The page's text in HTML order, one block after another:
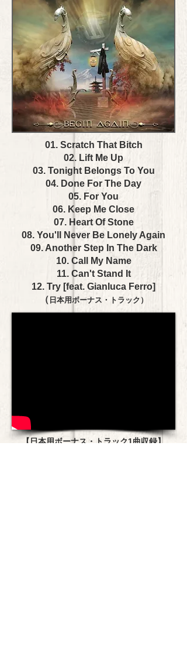
01. Scratch That Bitch
02. Lift Me Up
03. Tonight Belongs To You
04. Done For The Day
05. For You
06. Keep Me Close
07. Heart Of Stone
08. You'll Never Be Lonely Again
09. Another Step In The Dark
10. Call My Name
11. Can't Stand It
12. Try [feat. Gianluca Ferro]
（ 日本用ボーナス・トラック）
【日本用ボーナス・トラック1曲収録】